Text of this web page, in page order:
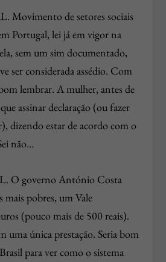
Movimento de setores sociais
Portugal, lei já em vigor na
sem um sim documentado,
ser considerada assédio. Com
lembrar. A mulher, antes de
assinar declaração (ou fazer
dizendo estar de acordo com o
não…
O governo António Costa
mais pobres, um Vale
(pouco mais de 500 reais).
uma única prestação. Seria bom
para ver como o sistema